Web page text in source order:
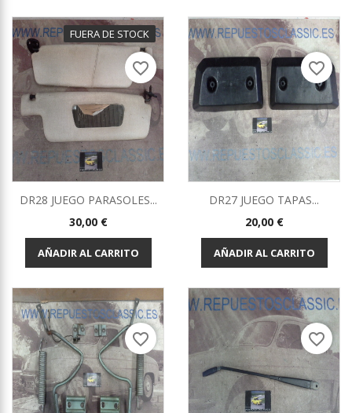
FUERA DE STOCK
DR28 JUEGO PARASOLES...
Precio
30,00 €
AÑADIR AL CARRITO
favorite_border
DR27 JUEGO TAPAS...
Precio
20,00 €
AÑADIR AL CARRITO
favorite_border
favorite_border favorite_border